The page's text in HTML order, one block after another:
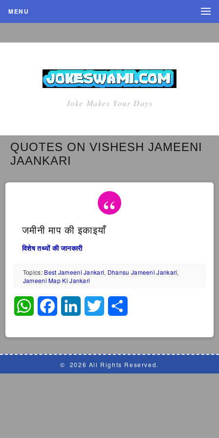
MENU
Joke Makes Your Days
QUOTES ON VISHESH JAMEENI
JAANKARI
जमीनी माप की इकाइयाँ
विशेष तथ्यों की जानकारी
Topics: Best Jameeni Jankari, Dhansu Jameeni Jankari,
Jameeni Map Ki Jankari
WhatsAppFacebookLinkedInTwitter
© 2026 All Rights Reserved.